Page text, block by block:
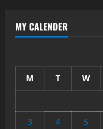
MY CALENDER
M T W
3
4 5